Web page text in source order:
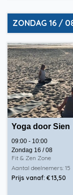
ZONDAG 16 /
Yoga door Sien
09:00 - 10:00
Zondag 16 / 08
Fit & Zen Zone
Aantal deelnemers: 15
Prijs vanaf: € 13,50